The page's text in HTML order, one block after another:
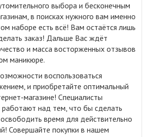
выбора и бесконечным
в поисках нужного вам именно
наборе есть всё! Вам остаётся лишь
заказ! Дальше Вас ждёт
и масса восторженных отзывов
маникюре.
воспользоваться
и приобретайте оптимальный
магазине! Специалисты
над тем, что бы сделать
время для действительно
Совершайте покупки в нашем